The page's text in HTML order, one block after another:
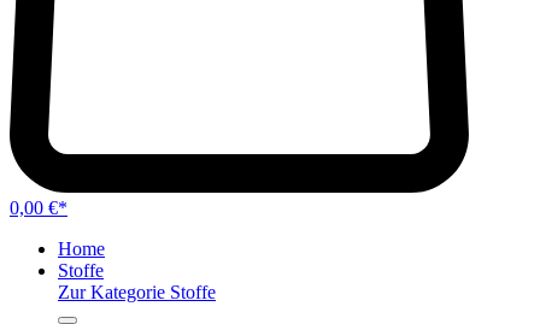
0,00 €*
Home
Stoffe
Zur Kategorie Stoffe